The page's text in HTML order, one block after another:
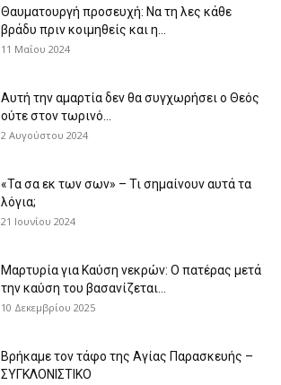
Θαυματουργή προσευχή: Να τη λες κάθε
βράδυ πριν κοιμηθείς και η...
11 Μαΐου 2024
Αυτή την αμαρτία δεν θα συγχωρήσει ο Θεός
ούτε στον τωρινό...
2 Αυγούστου 2024
«Τα σα εκ των σων» – Τι σημαίνουν αυτά τα
λόγια;
21 Ιουνίου 2024
Μαρτυρία για Καύση νεκρών: Ο πατέρας μετά
την καύση του βασανίζεται...
10 Δεκεμβρίου 2025
Βρήκαμε τον τάφο της Αγίας Παρασκευής –
ΣΥΓΚΛΟΝΙΣΤΙΚΟ